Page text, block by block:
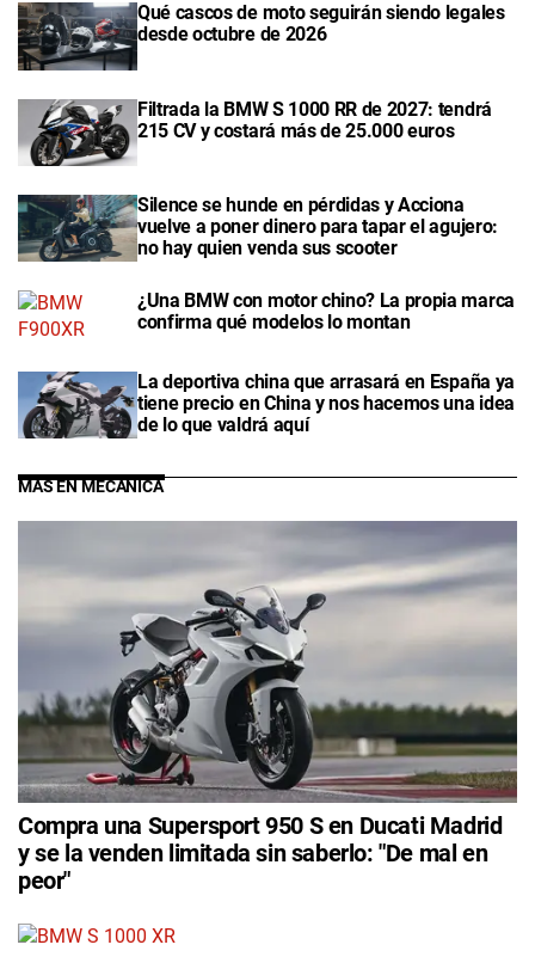
Qué cascos de moto seguirán siendo legales
desde octubre de 2026
Filtrada la BMW S 1000 RR de 2027: tendrá
215 CV y costará más de 25.000 euros
Silence se hunde en pérdidas y Acciona
vuelve a poner dinero para tapar el agujero:
no hay quien venda sus scooter
¿Una BMW con motor chino? La propia marca
confirma qué modelos lo montan
La deportiva china que arrasará en España ya
tiene precio en China y nos hacemos una idea
de lo que valdrá aquí
MÁS EN MECÁNICA
Compra una Supersport 950 S en Ducati Madrid
y se la venden limitada sin saberlo: "De mal en
peor"